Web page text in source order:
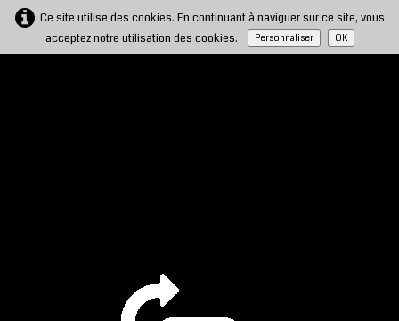
Ce site utilise des cookies. En continuant à naviguer sur ce site, vous
acceptez notre utilisation des cookies.
Personnaliser OK